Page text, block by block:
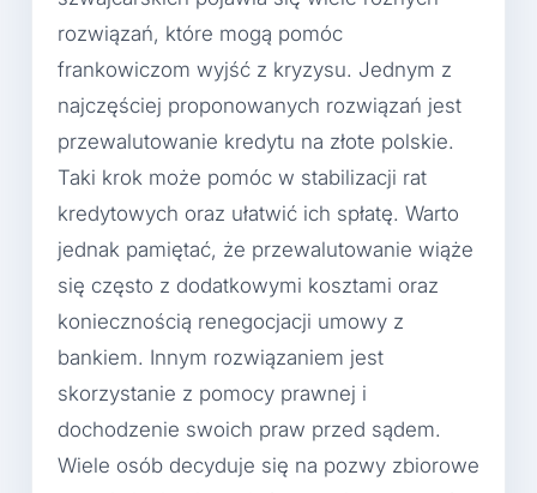
rozwiązań, które mogą pomóc
frankowiczom wyjść z kryzysu. Jednym z
najczęściej proponowanych rozwiązań jest
przewalutowanie kredytu na złote polskie.
Taki krok może pomóc w stabilizacji rat
kredytowych oraz ułatwić ich spłatę. Warto
jednak pamiętać, że przewalutowanie wiąże
się często z dodatkowymi kosztami oraz
koniecznością renegocjacji umowy z
bankiem. Innym rozwiązaniem jest
skorzystanie z pomocy prawnej i
dochodzenie swoich praw przed sądem.
Wiele osób decyduje się na pozwy zbiorowe